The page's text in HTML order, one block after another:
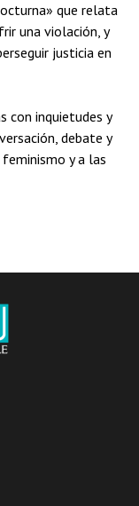
que relata
una violación, y
justicia en
con inquietudes y
debate y
y a las